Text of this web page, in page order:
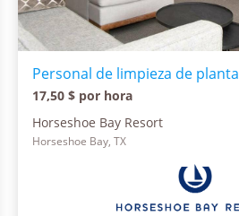
Personal de limpieza de planta
17,50 $ por hora
Horseshoe Bay Resort
Horseshoe Bay, TX